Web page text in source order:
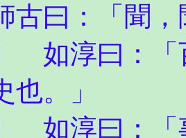
古曰：「聞
淳曰：「百
也。」
淳曰：「事